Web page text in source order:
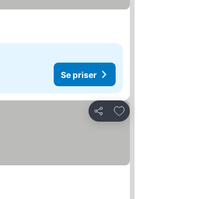
Se priser
Dela
Lägg till i Mina Favoriter